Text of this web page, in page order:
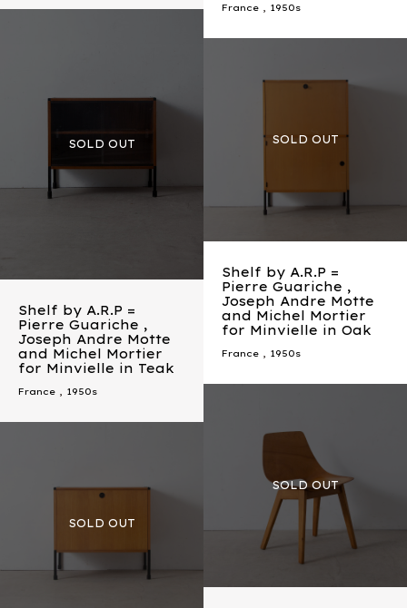
France , 1950s
Shelf by A.R.P =
Pierre Guariche ,
Joseph Andre Motte
and Michel Mortier
for Minvielle in Teak
France , 1950s
Shelf by A.R.P =
Pierre Guariche ,
Joseph Andre Motte
and Michel Mortier
for Minvielle in Oak
France , 1950s